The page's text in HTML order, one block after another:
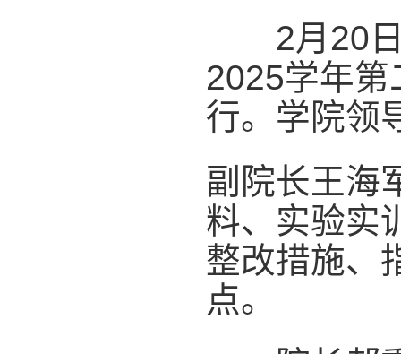
2月20日
2025学年
行。学院领
副院长王海
料、实验实
整改措施、
点。